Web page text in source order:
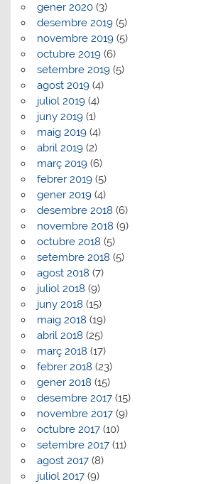
gener 2020(3)
desembre 2019(5)
novembre 2019(5)
octubre 2019(6)
setembre 2019(5)
agost 2019(4)
juliol 2019(4)
juny 2019(1)
maig 2019(4)
abril 2019(2)
març 2019(6)
febrer 2019(5)
gener 2019(4)
desembre 2018 (6)
novembre 2018 (9)
octubre 2018 (5)
setembre 2018 (5)
agost 2018 (7)
juliol 2018 (9)
juny 2018 (15)
maig 2018 (19)
abril 2018 (25)
març 2018 (17)
febrer 2018 (23)
gener 2018 (15)
desembre 2017(15)
novembre 2017(9)
octubre 2017(10)
setembre 2017(11)
agost 2017(8)
juliol 2017(9)